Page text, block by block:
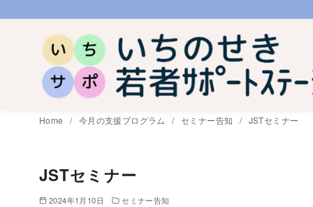
Home 今月の支援プログラム セミナー告知 JSTセミナー
JSTセミナー
2024年1月10日 セミナー告知